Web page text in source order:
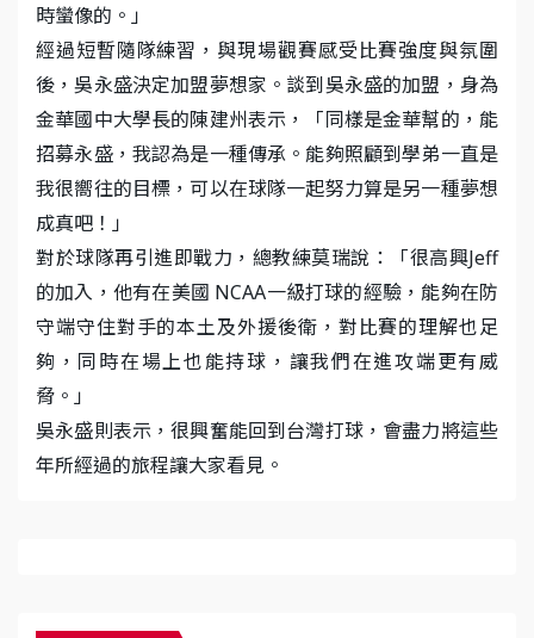
時蠻像的。」
經過短暫隨隊練習，與現場觀賽感受比賽強度與氛圍
後，吳永盛決定加盟夢想家。談到吳永盛的加盟，身為
金華國中大學長的陳建州表示，「同樣是金華幫的，能
招募永盛，我認為是一種傳承。能夠照顧到學弟一直是
我很嚮往的目標，可以在球隊一起努力算是另一種夢想
成真吧！」
對於球隊再引進即戰力，總教練莫瑞說：「很高興Jeff
的加入，他有在美國 NCAA一級打球的經驗，能夠在防
守端守住對手的本土及外援後衛，對比賽的理解也足
夠，同時在場上也能持球，讓我們在進攻端更有威
脅。」
吳永盛則表示，很興奮能回到台灣打球，會盡力將這些
年所經過的旅程讓大家看見。